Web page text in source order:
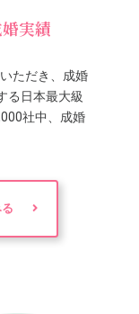
実績
ただき、成婚
る日本最大級
社中、成婚